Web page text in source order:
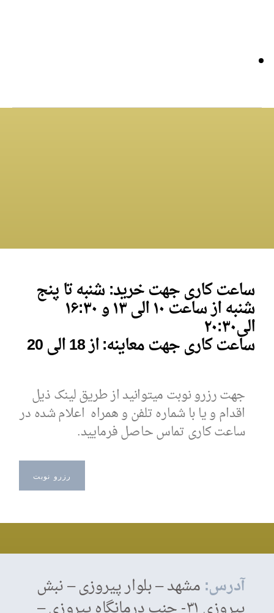
ساعت کاری جهت خرید: شنبه تا پنج
شنبه از ساعت ۱۰ الی ۱۳ و ۱۶:۳۰
الی ۲۰:۳۰
ساعت کاری جهت معاینه: از 18 الی 20
جهت رزرو نوبت میتوانید از طریق لینک ذیل
اقدام و یا با شماره تلفن و همراه اعلام شده در
ساعت کاری تماس حاصل فرمایید.
رزرو نوبت
آدرس:مشهد – بلوار پیروزی – نبش